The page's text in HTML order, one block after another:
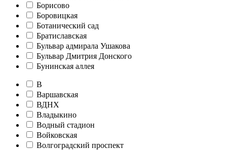
Борисово
Боровицкая
Ботанический сад
Братиславская
Бульвар адмирала Ушакова
Бульвар Дмитрия Донского
Бунинская аллея
В
Варшавская
ВДНХ
Владыкино
Водный стадион
Войковская
Волгоградский проспект